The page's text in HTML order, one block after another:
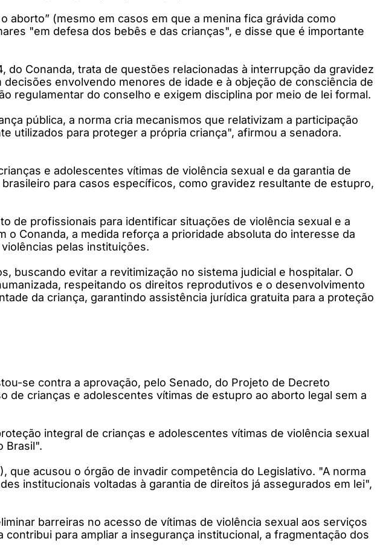
aborto” (mesmo em casos em que a menina fica grávida como
"em defesa dos bebês e das crianças", e disse que é importante
do Conanda, trata de questões relacionadas à interrupção da gravidez
envolvendo menores de idade e à objeção de consciência de
regulamentar do conselho e exigem disciplina por meio de lei formal.
pública, a norma cria mecanismos que relativizam a participação
utilizados para proteger a própria criança", afirmou a senadora.
e adolescentes vítimas de violência sexual e da garantia de
para casos específicos, como gravidez resultante de estupro,
de profissionais para identificar situações de violência sexual e a
Conanda, a medida reforça a prioridade absoluta do interesse da
pelas instituições.
buscando evitar a revitimização no sistema judicial e hospitalar. O
respeitando os direitos reprodutivos e o desenvolvimento
da criança, garantindo assistência jurídica gratuita para a proteção
se contra a aprovação, pelo Senado, do Projeto de Decreto
crianças e adolescentes vítimas de estupro ao aborto legal sem a
integral de crianças e adolescentes vítimas de violência sexual
Brasil".
que acusou o órgão de invadir competência do Legislativo. "A norma
institucionais voltadas à garantia de direitos já assegurados em lei",
barreiras no acesso de vítimas de violência sexual aos serviços
para ampliar a insegurança institucional, a fragmentação dos